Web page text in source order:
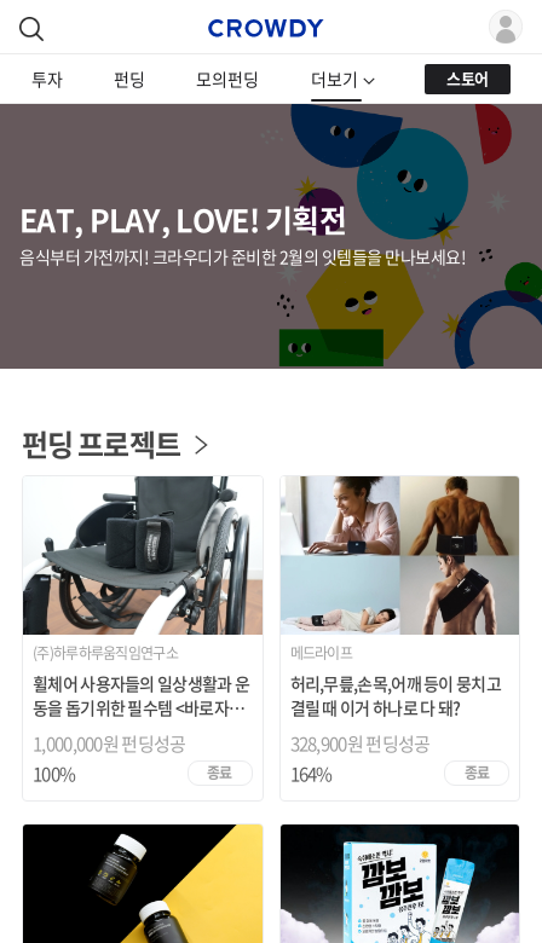
투자 펀딩 모의펀딩 더보기 스토어
EAT, PLAY, LOVE! 기획전
음식부터 가전까지! 크라우디가 준비한 2월의 잇템들을 만나보세요!
펀딩 프로젝트
(주)하루하루움직임연구소
휠체어 사용자들의 일상생활과 운
동을 돕기위한 필수템 <바로자바
벨트>
1,000,000원 펀딩성공
종료
100%
메드라이프
허리,무릎,손목,어깨 등이 뭉치고
결릴 때 이거 하나로 다 돼?
328,900원 펀딩성공
종료
164%